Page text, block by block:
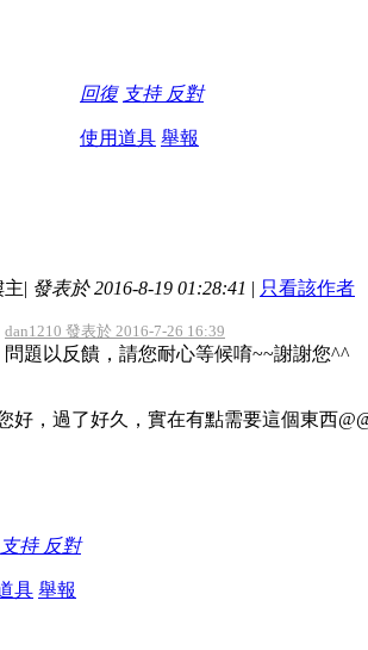
回復 支持 反對
使用道具 舉報
主| 發表於 2016-8-19 01:28:41 | 只看該作者
dan1210 發表於 2016-7-26 16:39
問題以反饋，請您耐心等候唷~~謝謝您^^
好，過了好久，實在有點需要這個東西
支持 反對
具 舉報